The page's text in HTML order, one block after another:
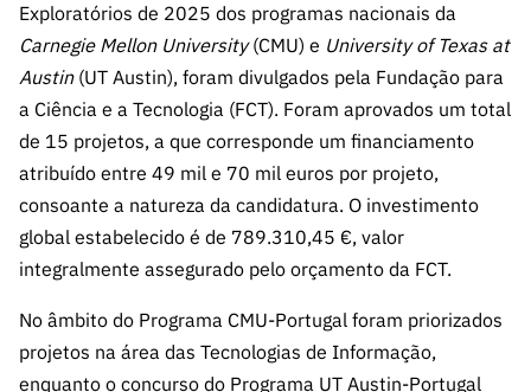
s
públicas
Manifesta
ções de
Interesse
FCCN,
serviços
digitais da
FCT
Canais de
s
Apoios
Exploratórios de 2025 dos programas nacionais da
Carnegie Mellon University(CMU) e University of Texas at
Austin(UT Austin), foram divulgados pela Fundação para
a Ciência e a Tecnologia (FCT). Foram aprovados um total
de 15 projetos, a que corresponde um financiamento
atribuído entre 49 mil e 70 mil euros por projeto,
consoante a natureza da candidatura. O investimento
global estabelecido é de 789.310,45 €, valor
integralmente assegurado pelo orçamento da FCT.
No âmbito do Programa CMU-Portugal foram priorizados
projetos na área das Tecnologias de Informação,
enquanto o concurso do Programa UT Austin-Portugal